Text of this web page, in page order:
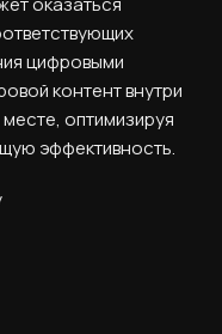
цифровыми
контент внутри
оптимизируя
эффективность.